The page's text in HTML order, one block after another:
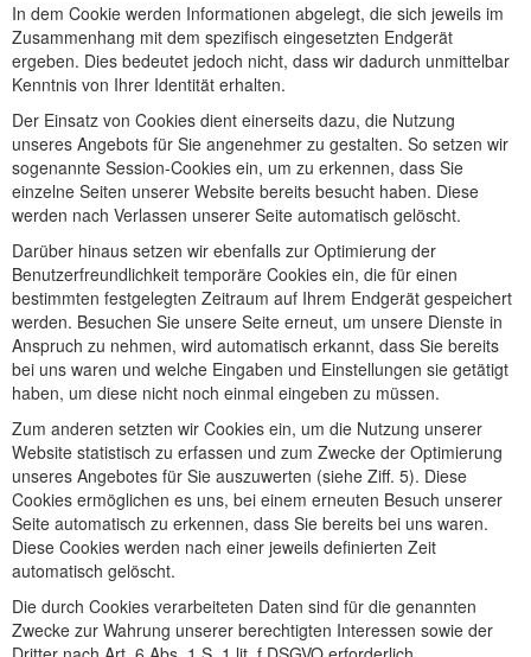
In dem Cookie werden Informationen abgelegt, die sich jeweils im
Zusammenhang mit dem spezifisch eingesetzten Endgerät
ergeben. Dies bedeutet jedoch nicht, dass wir dadurch unmittelbar
Kenntnis von Ihrer Identität erhalten.
Der Einsatz von Cookies dient einerseits dazu, die Nutzung
unseres Angebots für Sie angenehmer zu gestalten. So setzen wir
sogenannte Session-Cookies ein, um zu erkennen, dass Sie
einzelne Seiten unserer Website bereits besucht haben. Diese
werden nach Verlassen unserer Seite automatisch gelöscht.
Darüber hinaus setzen wir ebenfalls zur Optimierung der
Benutzerfreundlichkeit temporäre Cookies ein, die für einen
bestimmten festgelegten Zeitraum auf Ihrem Endgerät gespeichert
werden. Besuchen Sie unsere Seite erneut, um unsere Dienste in
Anspruch zu nehmen, wird automatisch erkannt, dass Sie bereits
bei uns waren und welche Eingaben und Einstellungen sie getätigt
haben, um diese nicht noch einmal eingeben zu müssen.
Zum anderen setzten wir Cookies ein, um die Nutzung unserer
Website statistisch zu erfassen und zum Zwecke der Optimierung
unseres Angebotes für Sie auszuwerten (siehe Ziff. 5). Diese
Cookies ermöglichen es uns, bei einem erneuten Besuch unserer
Seite automatisch zu erkennen, dass Sie bereits bei uns waren.
Diese Cookies werden nach einer jeweils definierten Zeit
automatisch gelöscht.
Die durch Cookies verarbeiteten Daten sind für die genannten
Zwecke zur Wahrung unserer berechtigten Interessen sowie der